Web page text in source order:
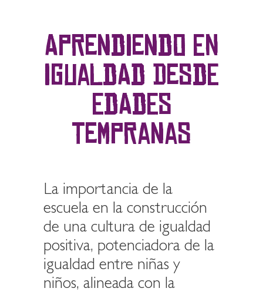
APRENDIENDO EN
IGUALDAD DESDE
EDADES
TEMPRANAS
La importancia de la
escuela en la construcción
de una cultura de igualdad
positiva, potenciadora de la
igualdad entre niñas y
niños, alineada con la